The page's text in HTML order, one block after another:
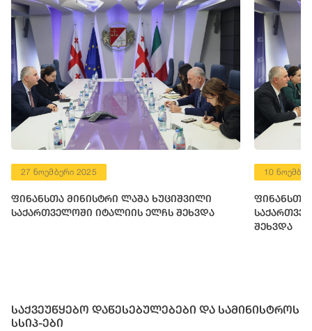
27 ნოემბერი 2025
ფინანსთა მინისტრი ლაშა ხუციშვილი
საქართველოში იტალიის ელჩს შეხვდა
10
ფინანსთა
შეხვდა
საქვეუწყებო დაწესებულებები და სამინისტროს
სსიპ-ები